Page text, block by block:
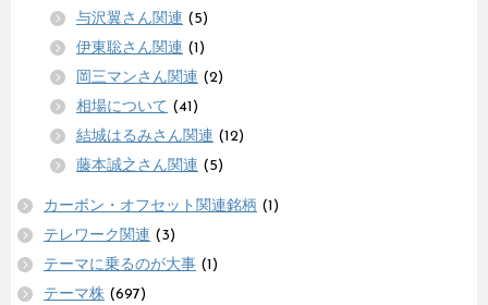
与沢翼さん関連 (5)
伊東聡さん関連 (1)
岡三マンさん関連 (2)
相場について (41)
結城はるみさん関連 (12)
藤本誠之さん関連 (5)
カーボン・オフセット関連銘柄 (1)
テレワーク関連 (3)
テーマに乗るのが大事 (1)
テーマ株 (697)